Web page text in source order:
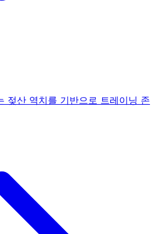
젖산 역치를 기반으로 트레이닝 존